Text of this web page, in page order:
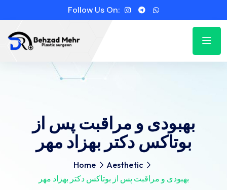
Follow Us On:
بهبودی و مراقبت پس از
بوتاکس دکتر بهزاد مهر
Home
Aesthetic
بهبودی و مراقبت پس از بوتاکس دکتر بهزاد مهر